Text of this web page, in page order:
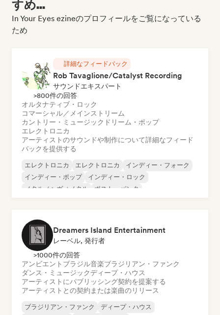
すめ...
In Your Eyes ezineのプロフィールをご覧になっている
ため
詳細なフィードバック
Rob Tavaglione/Catalyst Recording
サウンドエキスパート
>800件の回答
オルタナティブ・ロック
コマーシャル／メインストリーム
カントリー・ミュージック ドリーム・ポップ
エレクトロニカ
アーティストのサウンドや制作について詳細なフィード
バックを提供する
エレクトロニカ エレクトロニカ
インディー・フォーク
インディー・ポップ
インディー・ロック
メタル／ヘヴィメタル
ポスト・パンク
Dreamers Island Entertainment
レーベル, 発行者
>1000件の回答
アンビエント ブラジル音楽ブラジリアン・ファンク
ダンス・ミュージックディープ・ハウス
アーティストにパブリッシング契約を提案する
アーティストとの契約または楽曲のリリース
ブラジリアン・ファンク
ディープ・ハウス